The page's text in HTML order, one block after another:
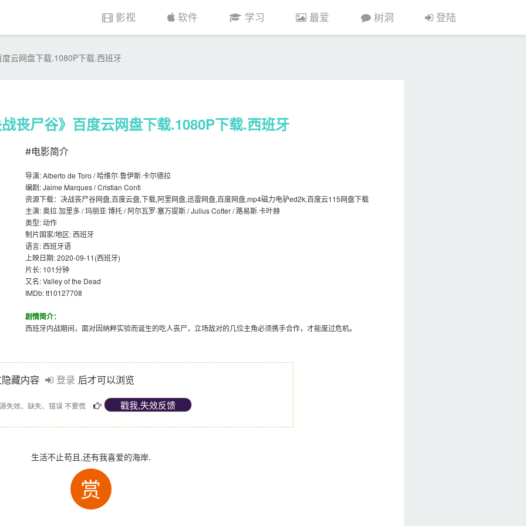
影视 软件 学习 最爱 树洞 登陆
云网盘下载.1080P下载.西班牙
丧尸谷》百度云网盘下载.1080P下载.西班牙
#电影简介
导演: Alberto de Toro / 哈维尔·鲁伊斯·卡尔德拉
编剧: Jaime Marques / Cristian Conti
资源下载：决战丧尸谷网盘,百度云盘,下载,阿里网盘,迅雷网盘,百度网盘,mp4磁力电驴ed2k,百度云115网盘下载
主演: 奥拉·加里多 / 玛丽亚·博托 / 阿尔瓦罗·塞万提斯 / Julius Cotter / 路易斯·卡叶赫
类型: 动作
制片国家/地区: 西班牙
语言: 西班牙语
上映日期: 2020-09-11(西班牙)
片长: 101分钟
又名: Valley of the Dead
IMDb: tt10127708
剧情简介：
西班牙内战期间，面对因纳粹实验而诞生的吃人丧尸，立场敌对的几位主角必须携手合作，才能度过危机。
藏内容 登录 后才可以浏览
失效、缺失、错误 不要慌
生活不止苟且,还有我喜爱的海岸.
赏